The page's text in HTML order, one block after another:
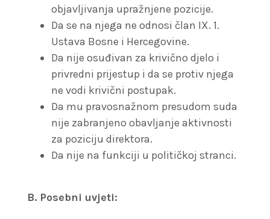
objavljivanja upražnjene pozicije.
Da se na njega ne odnosi član IX. 1.
Ustava Bosne i Hercegovine.
Da nije osuđivan za krivično djelo i
privredni prijestup i da se protiv njega
ne vodi krivični postupak.
Da mu pravosnažnom presudom suda
nije zabranjeno obavljanje aktivnosti
za poziciju direktora.
Da nije na funkciji u političkoj stranci.
B. Posebni uvjeti: